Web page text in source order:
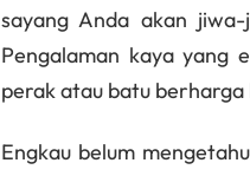
sayang Anda akan
Pengalaman kaya yang
perak atau batu berharga
Engkau belum